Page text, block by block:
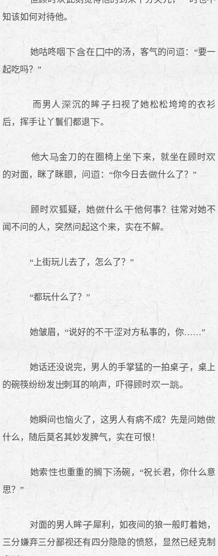
知该如何对待他。
她咕咚咽 在 的汤，客气的问
：“要一
起吃吗？”
而男人 沉的眸
扫视了她松松垮垮的衣衫
后，挥手让丫鬟们都退
。
他大 金刀的在圈椅上坐
来，就坐在顾时
的对面，眯了眯
，问 ：“你今日去 什么了？”
顾时 狐疑，她 什么
他何事？往常对她不
闻不问的人，突然问起这个来，实在不解。
“上街玩儿去了，怎么了？”
“都玩什么了？”
她皱眉，“说好的不 涩对方私事的，你……”
她话还没说完，男人的手掌猛的一拍桌
，桌上
的碗筷纷纷发
刺耳的响声，吓得顾时 一 。
她瞬间也恼火了，这男人有病不成？先是问她
什么，随后莫名其妙发脾气，实在可恨！
她索 也重重的搁 汤碗，“祝
君，你什么意
思？”
对面的男人眸
犀利，如夜间的狼一般盯着她，
三分嫌弃三分鄙视还有四分隐隐的愤怒，显然已经克制